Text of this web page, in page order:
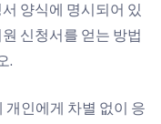
양식에 명시되어 있
신청서를 얻는 방법
.
개인에게 차별 없이 응